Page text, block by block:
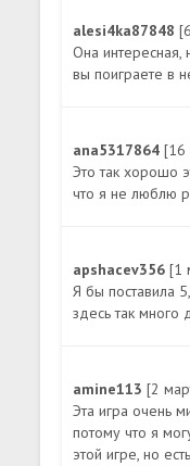
alesi4ka87848
Она
вы поиграете в
ana5317864[16
Это так хорошо
что я не люблю
apshacev356[1
Я бы поставила
здесь так много
amine113[2
Эта игра очень
потому что я
этой игре, но